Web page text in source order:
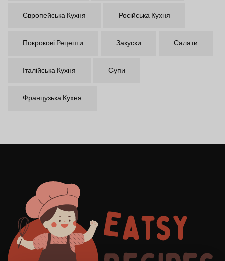
Європейська Кухня Російська Кухня
Покрокові Рецепти Закуски Салати
Італійська Кухня Супи
Французька Кухня